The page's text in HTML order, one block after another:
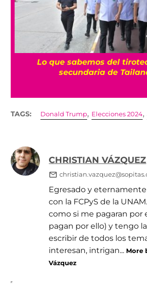
Lo que sabemos del
secundaria de
TAGS: Donald Trump, Elecciones 2024,
CHRISTIAN VÁZQUEZ
Egresado y
con la FCPyS de la
como si me pagaran por
pagan por ello) y tengo
escribir de todos los
interesan, intrigan... More
Vázquez